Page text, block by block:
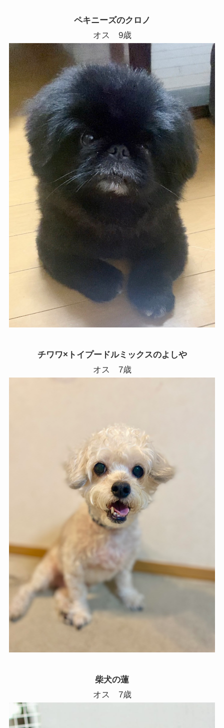
ペキニーズのクロノ
オス 9歳
チワワ×トイプードルミックスのよしや
オス 7歳
柴犬の蓮
オス 7歳